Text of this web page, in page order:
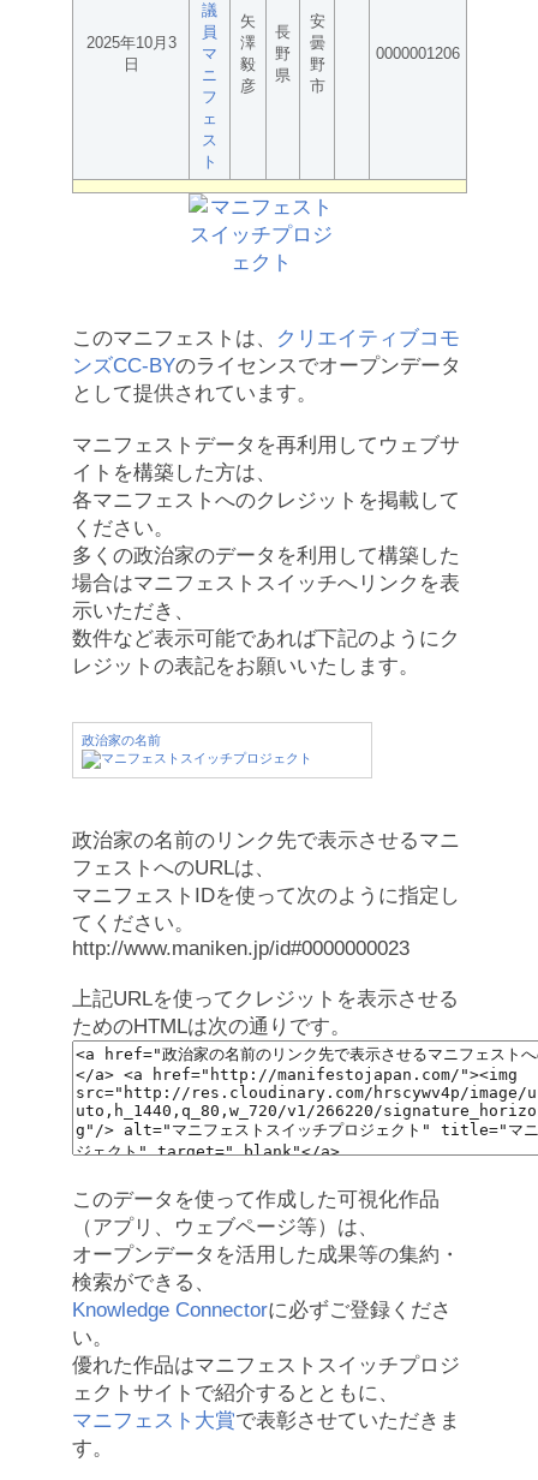
2025年10月3
日
議
員
マ
ニ
フ
ェ
ス
ト
矢
澤
毅
彦
長
野
県
安
曇
野
市
0000001206
このマニフェストは、
クリエイティブコモ
ンズCC-BYのライセンスでオープンデータ
として提供されています。
マニフェストデータを再利用してウェブサ
イトを構築した方は、
各マニフェストへのクレジットを掲載して
ください。
多くの政治家のデータを利用して構築した
場合はマニフェストスイッチへリンクを表
示いただき、
数件など表示可能であれば下記のようにク
レジットの表記をお願いいたします。
政治家の名前
政治家の名前のリンク先で表示させるマニ
フェストへのURLは、
マニフェストIDを使って次のように指定し
てください。
http://www.maniken.jp/id#0000000023
上記URLを使ってクレジットを表示させる
ためのHTMLは次の通りです。
このデータを使って作成した可視化作品
（アプリ、ウェブページ等）は、
オープンデータを活用した成果等の集約・
検索ができる、
Knowledge Connectorに必ずご登録くださ
い。
優れた作品はマニフェストスイッチプロジ
ェクトサイトで紹介するとともに、
マニフェスト大賞で表彰させていただきま
す。